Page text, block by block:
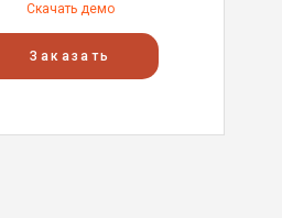
Скачать демо
Заказать